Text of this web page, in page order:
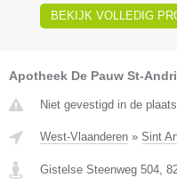
BEKIJK VOLLEDIG
Apotheek De Pauw St-
Niet gevestigd in de
West-Vlaanderen » Sint
Gistelse Steenweg 504